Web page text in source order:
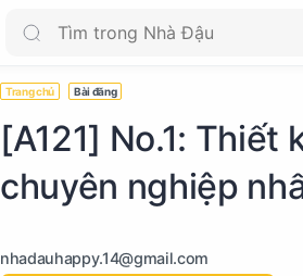
Trang chủ Bài đăng
[A121] No.1: Thiết
chuyên nghiệp